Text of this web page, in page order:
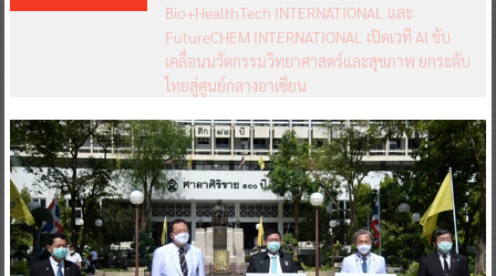
Bio+HealthTech INTERNATIONAL และ
FutureCHEM INTERNATIONAL เปิดเวที AI ขับ
เคลื่อนนวัตกรรมวิทยาศาสตร์และสุขภาพ ยกระดับ
ไทยสู่ศูนย์กลางอาเซียน